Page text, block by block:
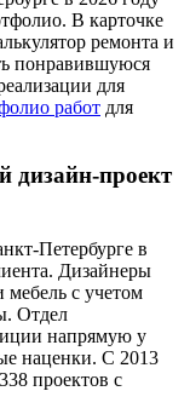
В карточке
ремонта и
понравившуюся
для
работ для
дизайн-проект
Петербурге в
Дизайнеры
с учетом
Отдел
напрямую у
наценки. С 2013
проектов с